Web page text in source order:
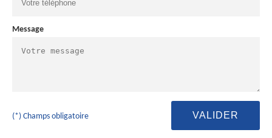
Message
(*) Champs obligatoire